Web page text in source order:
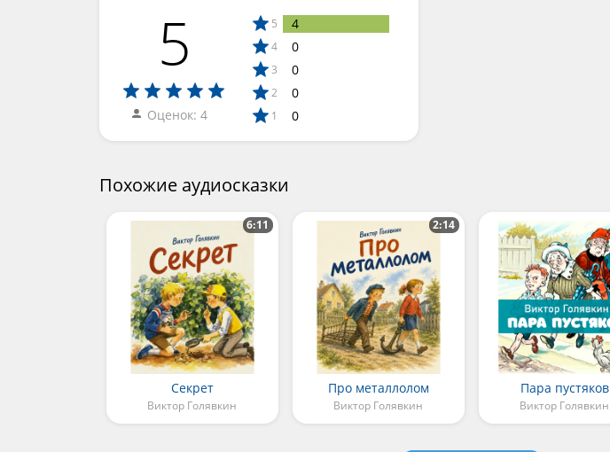
5
Оценок: 4
5 4
4 0
3 0
2 0
1 0
Похожие аудиосказки
Секрет
Виктор Голявкин
6:11
Про металлолом
Виктор Голявкин
2:14
Пара пустяков
Виктор Голявкин